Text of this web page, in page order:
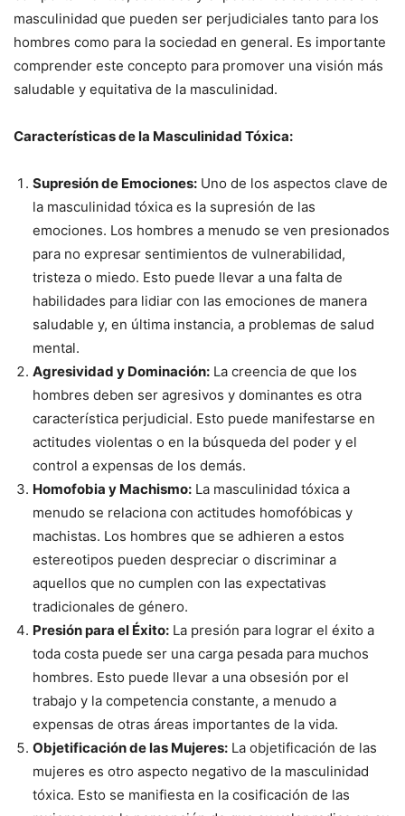
masculinidad que pueden ser perjudiciales tanto para los
hombres como para la sociedad en general. Es importante
comprender este concepto para promover una visión más
saludable y equitativa de la masculinidad.
Características de la Masculinidad Tóxica:
Supresión de Emociones: Uno de los aspectos clave de
la masculinidad tóxica es la supresión de las
emociones. Los hombres a menudo se ven presionados
para no expresar sentimientos de vulnerabilidad,
tristeza o miedo. Esto puede llevar a una falta de
habilidades para lidiar con las emociones de manera
saludable y, en última instancia, a problemas de salud
mental.
Agresividad y Dominación: La creencia de que los
hombres deben ser agresivos y dominantes es otra
característica perjudicial. Esto puede manifestarse en
actitudes violentas o en la búsqueda del poder y el
control a expensas de los demás.
Homofobia y Machismo: La masculinidad tóxica a
menudo se relaciona con actitudes homofóbicas y
machistas. Los hombres que se adhieren a estos
estereotipos pueden despreciar o discriminar a
aquellos que no cumplen con las expectativas
tradicionales de género.
Presión para el Éxito: La presión para lograr el éxito a
toda costa puede ser una carga pesada para muchos
hombres. Esto puede llevar a una obsesión por el
trabajo y la competencia constante, a menudo a
expensas de otras áreas importantes de la vida.
Objetificación de las Mujeres: La objetificación de las
mujeres es otro aspecto negativo de la masculinidad
tóxica. Esto se manifiesta en la cosificación de las